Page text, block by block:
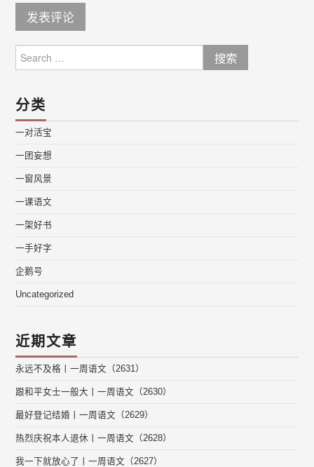
for:
分类
一对活宝
一团妄想
一窗风景
一课语文
一架好书
一手好字
企鹅号
Uncategorized
近期文章
永远不及格丨一周语文（2631）
跟和平女士一般大丨一周语文（2630）
最好登记结婚丨一周语文（2629）
热烈庆祝本人退休丨一周语文（2628）
我一下就放心了丨一周语文（2627）